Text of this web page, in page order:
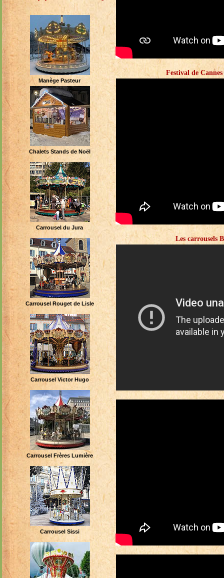
Manège Pasteur
Chalets Stands de Noël
Carrousel du Jura
Carrousel Rouget de Lisle
Carrousel Victor Hugo
Carrousel Frères Lumière
Carrousel Sissi
Festival de
Les carrousels